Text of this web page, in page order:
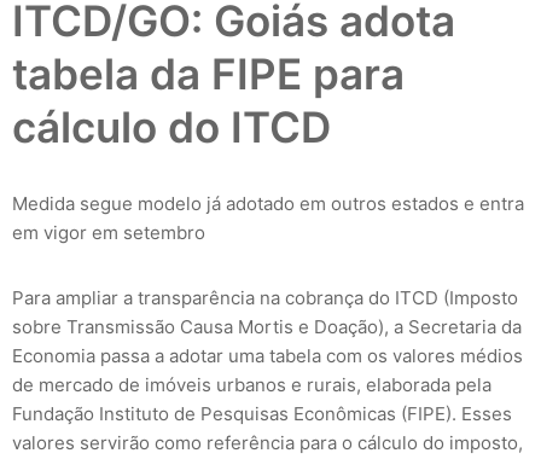
ITCD/GO: Goiás adota
tabela da FIPE para
cálculo do ITCD
Medida segue modelo já adotado em outros estados e entra
em vigor em setembro
Para ampliar a transparência na cobrança do ITCD (Imposto
sobre Transmissão Causa Mortis e Doação), a Secretaria da
Economia passa a adotar uma tabela com os valores médios
de mercado de imóveis urbanos e rurais, elaborada pela
Fundação Instituto de Pesquisas Econômicas (FIPE). Esses
valores servirão como referência para o cálculo do imposto,